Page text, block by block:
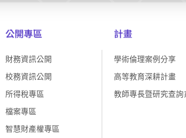
公開專區
財務資訊公開
校務資訊公開
所得稅專區
檔案專區
智慧財產權專區
計畫
學術倫理案例分享
高等教育深耕計畫
教師專長暨研究查詢